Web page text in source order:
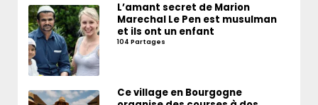
L’amant secret de Marion
Marechal Le Pen est musulman
et ils ont un enfant
104 Partages
Ce village en Bourgogne